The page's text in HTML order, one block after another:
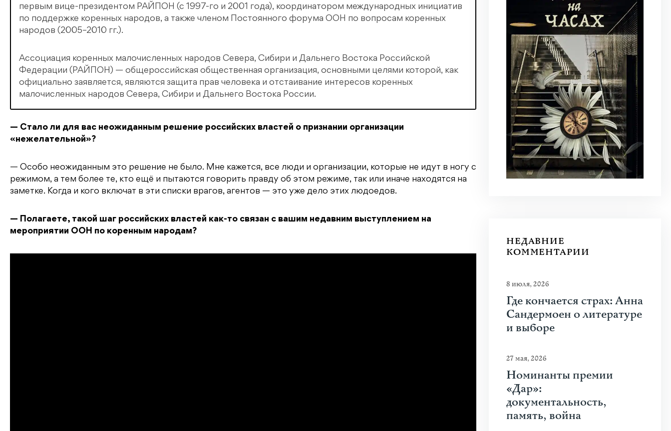
первым вице-президентом РАЙПОН (с 1997-го и 2001 года), координатором международных инициатив
по поддержке коренных народов, а также членом Постоянного форума ООН по вопросам коренных
народов (2005–2010 гг.).
Ассоциация коренных малочисленных народов Севера, Сибири и Дальнего Востока Российской
Федерации (РАЙПОН) — общероссийская общественная организация, основными целями которой, как
официально заявляется, являются защита прав человека и отстаивание интересов коренных
малочисленных народов Севера, Сибири и Дальнего Востока России.
— Стало ли для вас неожиданным решение российских властей о признании организации
«нежелательной»?
— Особо неожиданным это решение не было. Мне кажется, все люди и организации, которые не идут в ногу с
режимом, а тем более те, кто ещё и пытаются говорить правду об этом режиме, так или иначе находятся на
заметке. Когда и кого включат в эти списки врагов, агентов — это уже дело этих людоедов.
— Полагаете, такой шаг российских властей как-то связан с вашим недавним выступлением на
мероприятии ООН по коренным народам?
НЕДАВНИЕ
КОММЕНТАРИИ
8 июля, 2026
Где кончается страх: Анна
Сандермоен о литературе
и выборе
27 мая, 2026
Номинанты премии
«Дар»:
документальность,
память, война